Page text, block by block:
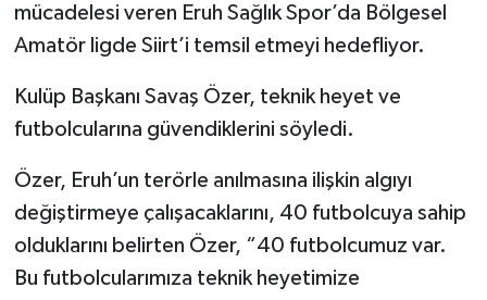
mücadelesi veren Eruh Sağlık Spor’da Bölgesel
Amatör ligde Siirt’i temsil etmeyi hedefliyor.
Kulüp Başkanı Savaş Özer, teknik heyet ve
futbolcularına güvendiklerini söyledi.
Özer, Eruh’un terörle anılmasına ilişkin algıyı
değiştirmeye çalışacaklarını, 40 futbolcuya sahip
olduklarını belirten Özer, “40 futbolcumuz var.
Bu futbolcularımıza teknik heyetimize